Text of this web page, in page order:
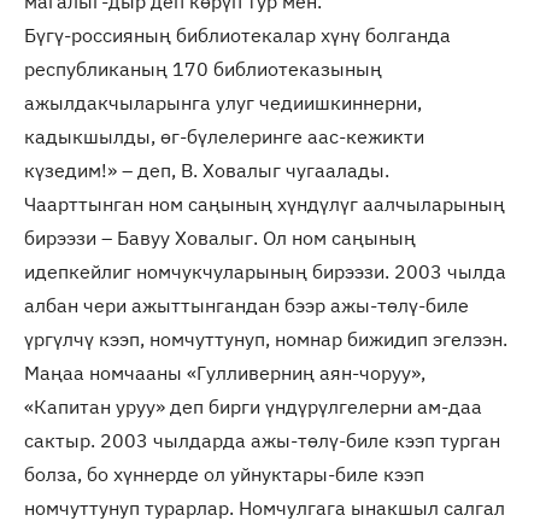
Бүгү-россияның библиотекалар хүнү болганда
республиканың 170 библиотеказының
ажылдакчыларынга улуг чедиишкиннерни,
кадыкшылды, өг-бүлелеринге аас-кежикти
күзедим!» – деп, В. Ховалыг чугаалады.
Чаарттынган ном саңының хүндүлүг аалчыларының
бирээзи – Бавуу Ховалыг. Ол ном саңының
идепкейлиг номчукчуларының бирээзи. 2003 чылда
албан чери ажыттынгандан бээр ажы-төлү-биле
үргүлчү кээп, номчуттунуп, номнар бижидип эгелээн.
Маңаа номчааны «Гулливерниң аян-чоруу»,
«Капитан уруу» деп бирги үндүрүлгелерни ам-даа
сактыр. 2003 чылдарда ажы-төлү-биле кээп турган
болза, бо хүннерде ол уйнуктары-биле кээп
номчуттунуп турарлар. Номчулгага ынакшыл салгал